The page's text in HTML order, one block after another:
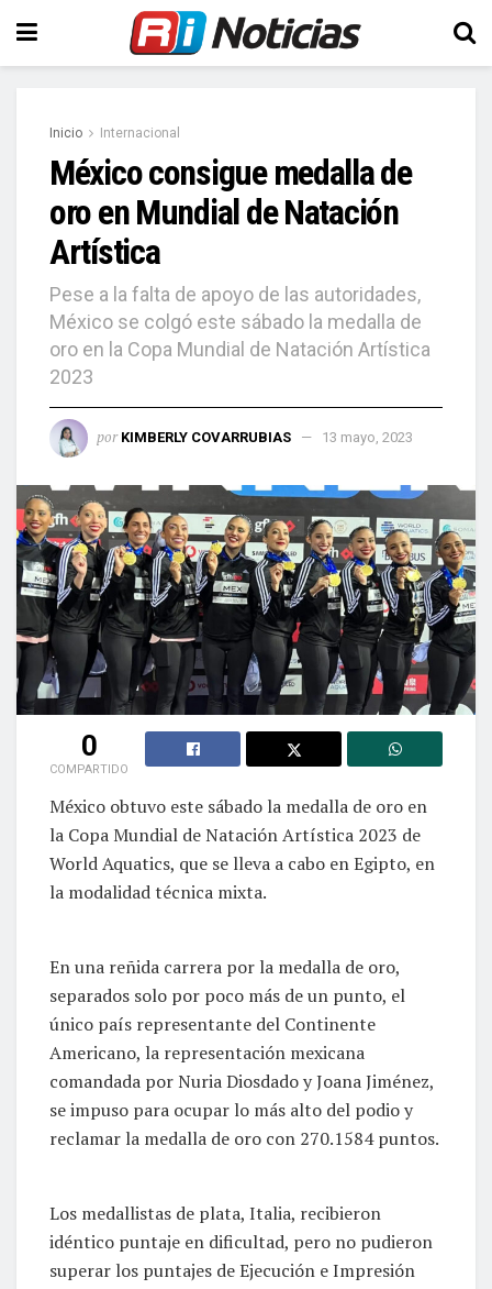
Inicio Internacional
México consigue medalla de
oro en Mundial de Natación
Artística
Pese a la falta de apoyo de las autoridades,
México se colgó este sábado la medalla de
oro en la Copa Mundial de Natación Artística
2023
por KIMBERLY COVARRUBIAS 13 mayo, 2023
0
COMPARTIDO
México obtuvo este sábado la medalla de oro en
la Copa Mundial de Natación Artística 2023 de
World Aquatics, que se lleva a cabo en Egipto, en
la modalidad técnica mixta.
En una reñida carrera por la medalla de oro,
separados solo por poco más de un punto, el
único país representante del Continente
Americano, la representación mexicana
comandada por Nuria Diosdado y Joana Jiménez,
se impuso para ocupar lo más alto del podio y
reclamar la medalla de oro con 270.1584 puntos.
Los medallistas de plata, Italia, recibieron
idéntico puntaje en dificultad, pero no pudieron
superar los puntajes de Ejecución e Impresión